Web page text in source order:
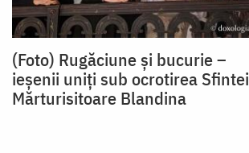
(Foto) Rugăciune și bucurie –
ieșenii uniți sub ocrotirea Sfintei
Mărturisitoare Blandina